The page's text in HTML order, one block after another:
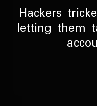
Hackers
letting them